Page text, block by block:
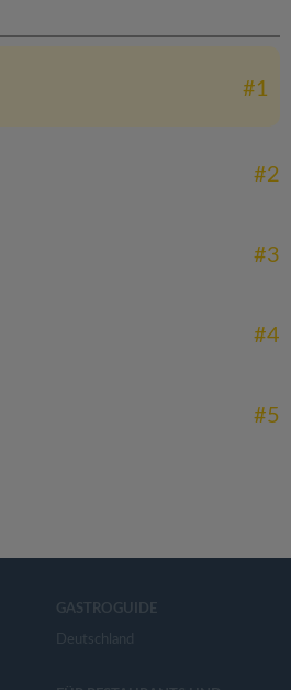
#1
#2
#3
#4
#5
GASTROGUIDE
Deutschland